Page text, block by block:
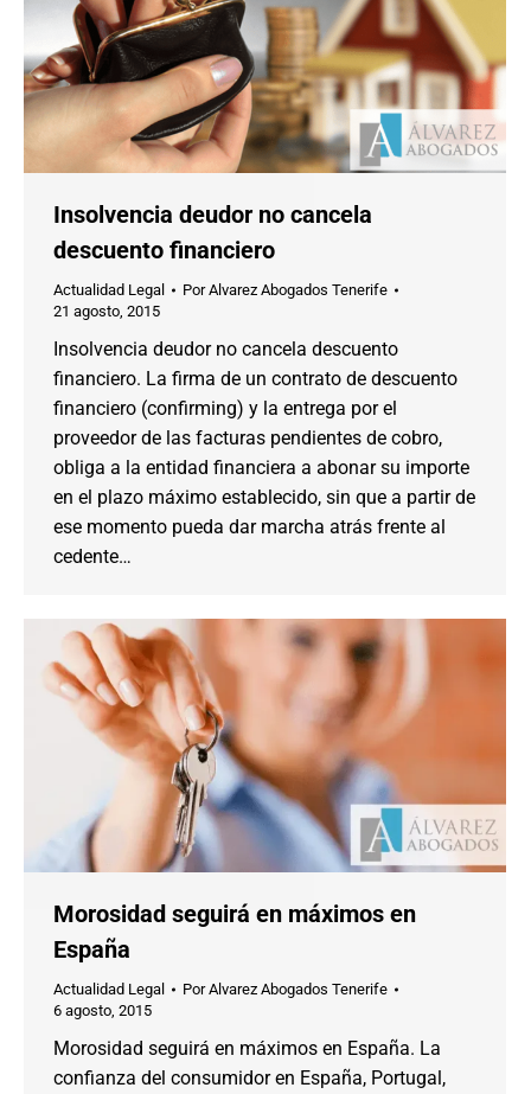
Insolvencia deudor no cancela
descuento financiero
Actualidad Legal PorAlvarez Abogados Tenerife
21 agosto, 2015
Insolvencia deudor no cancela descuento
financiero. La firma de un contrato de descuento
financiero (confirming) y la entrega por el
proveedor de las facturas pendientes de cobro,
obliga a la entidad financiera a abonar su importe
en el plazo máximo establecido, sin que a partir de
ese momento pueda dar marcha atrás frente al
cedente…
Morosidad seguirá en máximos en
España
Actualidad Legal PorAlvarez Abogados Tenerife
6 agosto, 2015
Morosidad seguirá en máximos en España. La
confianza del consumidor en España, Portugal,